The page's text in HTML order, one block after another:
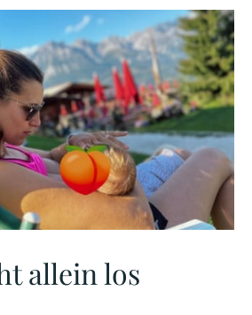
allein los